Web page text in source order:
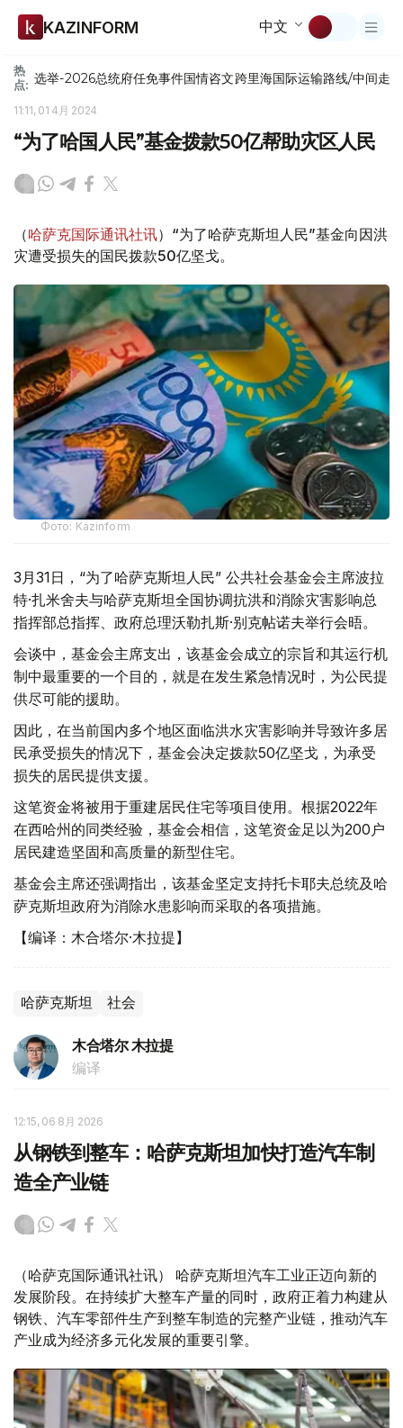
KAZINFORM 中文
热
点: 选举-2026总统府任免事件国情咨文跨里海国际运输路线/中间走廊
11:11, 01 4月 2024
“为了哈国人民”基金拨款50亿帮助灾区人民
（哈萨克国际通讯社讯）“为了哈萨克斯坦人民”基金向因洪
灾遭受损失的国民拨款50亿坚戈。
Фото: Kazinform
3月31日，“为了哈萨克斯坦人民” 公共社会基金会主席波拉
特·扎米舍夫与哈萨克斯坦全国协调抗洪和消除灾害影响总
指挥部总指挥、政府总理沃勒扎斯·别克帖诺夫举行会晤。
会谈中，基金会主席支出，该基金会成立的宗旨和其运行机
制中最重要的一个目的，就是在发生紧急情况时，为公民提
供尽可能的援助。
因此，在当前国内多个地区面临洪水灾害影响并导致许多居
民承受损失的情况下，基金会决定拨款50亿坚戈，为承受
损失的居民提供支援。
这笔资金将被用于重建居民住宅等项目使用。根据2022年
在西哈州的同类经验，基金会相信，这笔资金足以为200户
居民建造坚固和高质量的新型住宅。
基金会主席还强调指出，该基金坚定支持托卡耶夫总统及哈
萨克斯坦政府为消除水患影响而采取的各项措施。
【编译：木合塔尔·木拉提】
哈萨克斯坦 社会
木合塔尔 木拉提
编译
12:15, 06 8月 2026
从钢铁到整车：哈萨克斯坦加快打造汽车制
造全产业链
（哈萨克国际通讯社讯） 哈萨克斯坦汽车工业正迈向新的
发展阶段。在持续扩大整车产量的同时，政府正着力构建从
钢铁、汽车零部件生产到整车制造的完整产业链，推动汽车
产业成为经济多元化发展的重要引擎。